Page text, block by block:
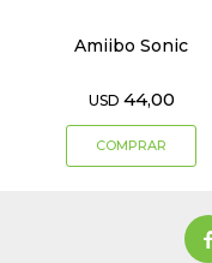
Amiibo Sonic
USD 44,00
